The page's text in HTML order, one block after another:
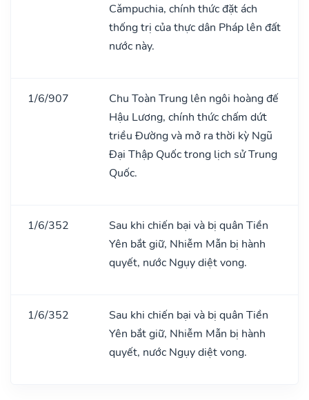
Cǎmpuchia, chính thức đặt ách
thống trị của thực dân Pháp lên đất
nước này.
1/6/907
Chu Toàn Trung lên ngôi hoàng đế
Hậu Lương, chính thức chấm dứt
triều Đường và mở ra thời kỳ Ngũ
Đại Thập Quốc trong lịch sử Trung
Quốc.
1/6/352
Sau khi chiến bại và bị quân Tiền
Yên bắt giữ, Nhiễm Mẫn bị hành
quyết, nước Ngụy diệt vong.
1/6/352
Sau khi chiến bại và bị quân Tiền
Yên bắt giữ, Nhiễm Mẫn bị hành
quyết, nước Ngụy diệt vong.